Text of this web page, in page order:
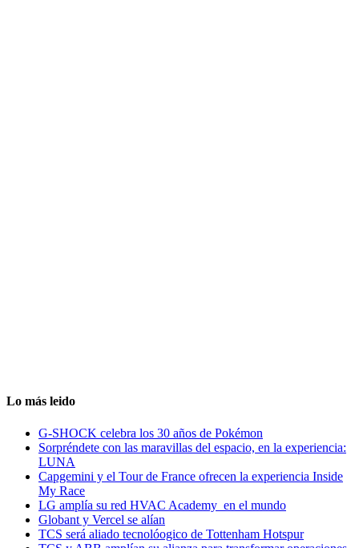
Lo más leido
G-SHOCK celebra los 30 años de Pokémon
Sorpréndete con las maravillas del espacio, en la experiencia:
LUNA
Capgemini y el Tour de France ofrecen la experiencia Inside
My Race
LG amplía su red HVAC Academy en el mundo
Globant y Vercel se alían
TCS será aliado tecnolóogico de Tottenham Hotspur